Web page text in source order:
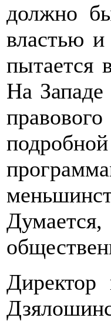
должно
властью
пытается
На Западе